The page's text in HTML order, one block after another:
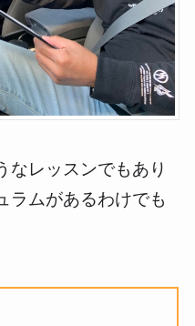
なレッスンでもあり
ラムがあるわけでも